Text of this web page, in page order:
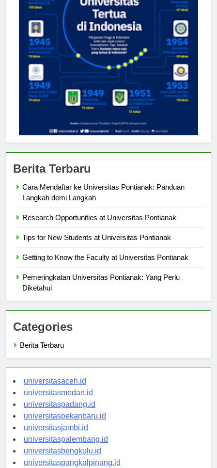
Cara Mendaftar ke Universitas Pontianak: Panduan
Pemeringkatan Universitas Pontianak: Yang Perlu
Categories
universitasaceh.id
universitasmedan.id
universitaspadang.id
universitaspekanbaru.id
universitasjambi.id
universitaspalembang.id
universitasbengkulu.id